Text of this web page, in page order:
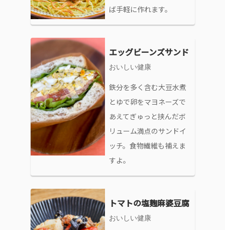
ば手軽に作れます。
エッグビーンズサンド
おいしい健康
鉄分を多く含む大豆水煮
とゆで卵をマヨネーズで
あえてぎゅっと挟んだボ
リューム満点のサンドイ
ッチ。食物繊維も補えま
すよ。
トマトの塩麹麻婆豆腐
おいしい健康